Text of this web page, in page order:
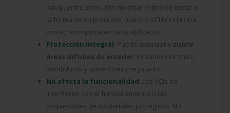
naval, entre otros. Sin importar el tipo de metal o
la forma de su producto, nuestro VCI brinda una
protección óptima en cada aplicación.
Protección integral: Puede alcanzar y cubrir
áreas difíciles de acceder, incluidos rincones,
hendiduras y superficies irregulares.
No afecta la funcionalidad: Los VCIs no
interfieren con el funcionamiento o las
propiedades de los metales protegidos. No